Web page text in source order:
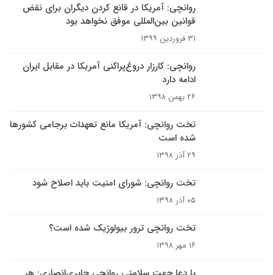
روانچی: آمریکا در قانع کردن دیگران برای نقض
قوانین بین‌المللی موفق نخواهد بود
۳۱ فروردین ۱۳۹۹
روانچی: کارزار دروغ‌پراکنی آمریکا در مقابل ایران
ادامه دارد
۲۶ بهمن ۱۳۹۸
تخت روانچی: آمریکا مانع تعهدات برجامی کشورها
شده است
۲۹ آذر ۱۳۹۸
تخت روانچی: شورای امنیت باید اصلاح شود
۰۵ آذر ۱۳۹۸
تخت روانچی ترور بیولوژیک شده است؟
۱۶ مهر ۱۳۹۸